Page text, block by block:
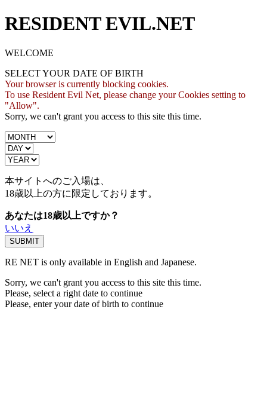
RESIDENT EVIL.NET
WELCOME
SELECT YOUR DATE OF BIRTH
Your browser is currently blocking cookies.
To use Resident Evil Net, please change your Cookies setting to
"Allow".
Sorry, we can't grant you access to this site this time.
本サイトへのご入場は、
18歳以上の方に限定しております。
あなたは18歳以上ですか？
いいえ
RE NET is only available in English and Japanese.
Sorry, we can't grant you access to this site this time.
Please, select a right date to continue
Please, enter your date of birth to continue